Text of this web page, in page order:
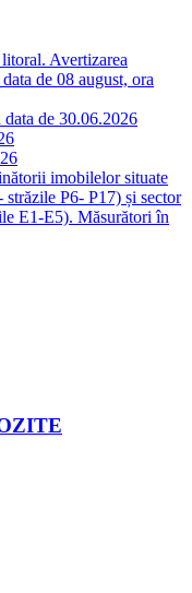
Avertizarea
de 08 august, ora
de 30.06.2026
imobilelor situate
străzile P6- P17) și sector
E1-E5). Măsurători în